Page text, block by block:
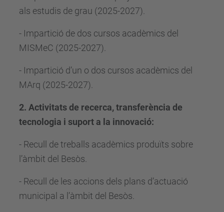
als estudis de grau (2025-2027).
- Impartició de dos cursos acadèmics del
MISMeC (2025-2027).
- Impartició d’un o dos cursos acadèmics del
MArq (2025-2027).
2. Activitats de recerca, transferència de
tecnologia i suport a la innovació:
- Recull de treballs acadèmics produïts sobre
l’àmbit del Besòs.
- Recull de les accions dels plans d’actuació
municipal a l’àmbit del Besòs.